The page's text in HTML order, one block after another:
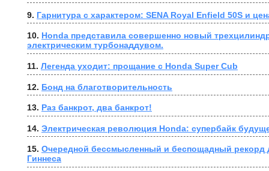
9. Гарнитура с характером: SENA Royal Enfield 50S и
10. Honda представила совершенно новый
электрическим турбонаддувом.
11. Легенда уходит: прощание с Honda Super Cub
12. Бонд на благотворительность
13. Раз банкрот, два банкрот!
14. Электрическая революция Honda: супербайк
15. Очередной бессмысленный и беспощадный рекорд
Гиннеса